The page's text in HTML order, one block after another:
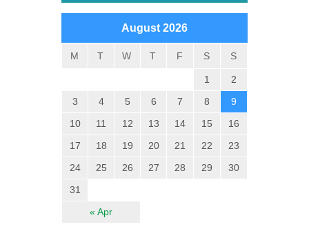
August 2026
M T W T F S S
« Apr
1
2
3
4 5 6 7 8
9
10
11 12 13 14 15
16
17
18 19 20 21 22
23
24
25 26 27 28 29
30
31